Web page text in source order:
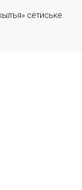
сётӥське.